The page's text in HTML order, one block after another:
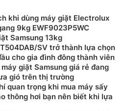
khi dùng máy giặt Electrolux
9kg EWF9023P5WC
Samsung 13kg
SV trở thành lựa chọn
cho gia đình đông thành viên
giặt Samsung giá rẻ đang
gió trên thị trường
quan trọng khi mua máy sấy
thông hơi bạn nên biết khi lựa